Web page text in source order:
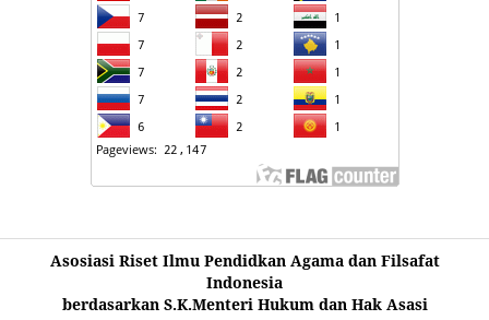
Asosiasi Riset Ilmu Pendidkan Agama dan Filsafat
Indonesia
berdasarkan S.K.Menteri Hukum dan Hak Asasi